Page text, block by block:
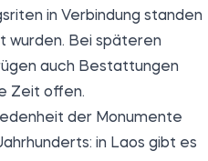
in Verbindung standen
wurden. Bei späteren
auch Bestattungen
Zeit offen.
der Monumente
in Laos gibt es